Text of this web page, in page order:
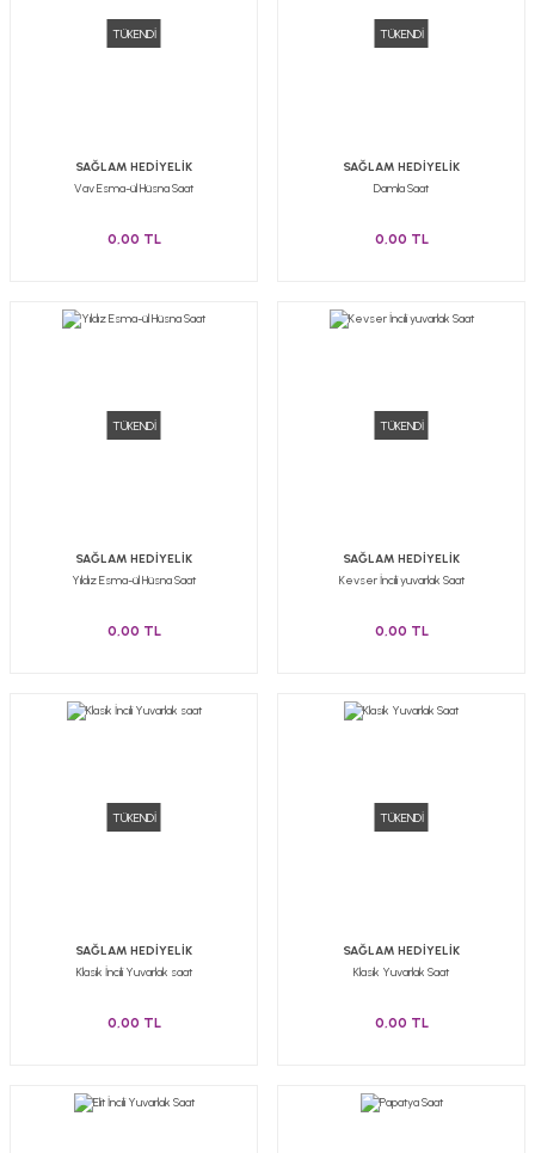
TÜKENDİ
SAĞLAM HEDİYELİK
Vav Esma-ül Hüsna Saat
0,00 TL
TÜKENDİ
SAĞLAM HEDİYELİK
Damla Saat
0,00 TL
TÜKENDİ
SAĞLAM HEDİYELİK
Yıldız Esma-ül Hüsna Saat
0,00 TL
TÜKENDİ
SAĞLAM HEDİYELİK
Kevser İncili yuvarlak Saat
0,00 TL
TÜKENDİ
SAĞLAM HEDİYELİK
Klasik İncili Yuvarlak saat
0,00 TL
TÜKENDİ
SAĞLAM HEDİYELİK
Klasik Yuvarlak Saat
0,00 TL